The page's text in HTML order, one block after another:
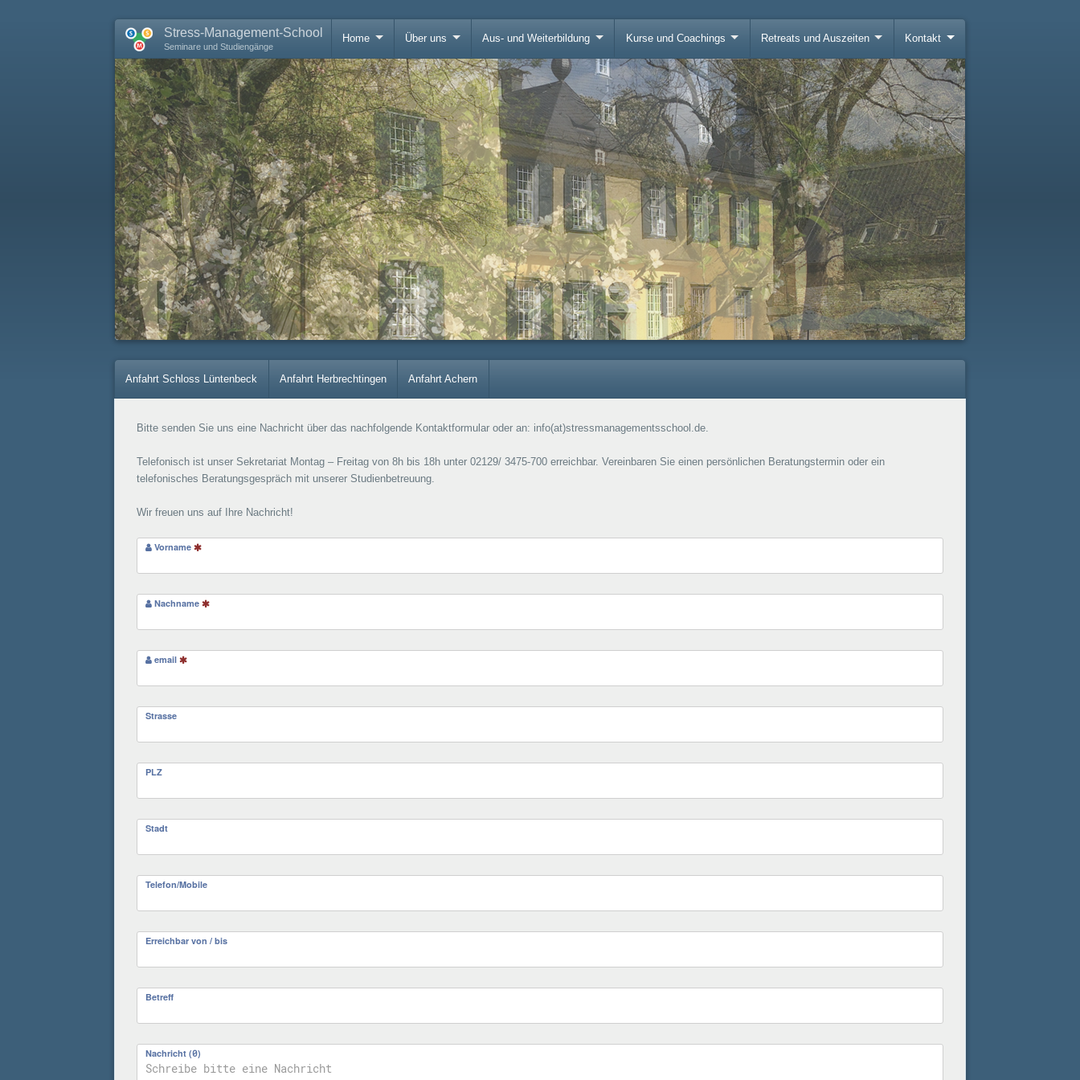
Stress-Management-School
Seminare und Studiengänge
Home Über uns Aus- und Weiterbildung Kurse und Coachings Retreats und Auszeiten Kontakt
Anfahrt Schloss Lüntenbeck Anfahrt Herbrechtingen Anfahrt Achern
Bitte senden Sie uns eine Nachricht über das nachfolgende Kontaktformular oder an: info(at)stressmanagementsschool.de.
Telefonisch ist unser Sekretariat Montag – Freitag von 8h bis 18h unter 02129/ 3475-700 erreichbar. Vereinbaren Sie einen persönlichen Beratungstermin oder ein
telefonisches Beratungsgespräch mit unserer Studienbetreuung.
Wir freuen uns auf Ihre Nachricht!
Vorname
Nachname
email
Strasse
PLZ
Stadt
Telefon/Mobile
Erreichbar von / bis
Betreff
Nachricht (0)